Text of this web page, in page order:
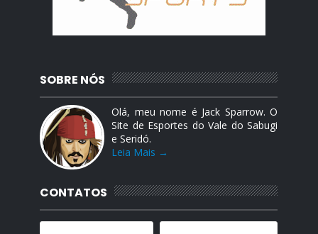
SOBRE NÓS
Olá, meu nome é Jack Sparrow. O
Site de Esportes do Vale do Sabugi
e Seridó.
Leia Mais →
CONTATOS